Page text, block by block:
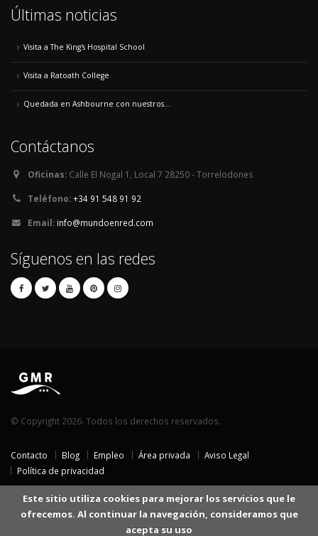
Últimas noticias
Visita a The King's Hospital School
Visita a Ratoath College
Quedada en Ashbourne con nuestros...
Contáctanos
Oficinas: Calle El Nogal 1, Local 7 28250 - Torrelodones
Teléfono:+34 91 548 91 92
Email: info@mundoenred.com
Síguenos en las redes
© Copyright 2026. Todos los derechos reservados.
Contacto Blog Empleo Área privada
Aviso Legal
Política de privacidad
Este sitio utiliza cookies para mejorar los servicios que le
ofrecemos. Al continuar la navegación, consideramos que
acepta su uso